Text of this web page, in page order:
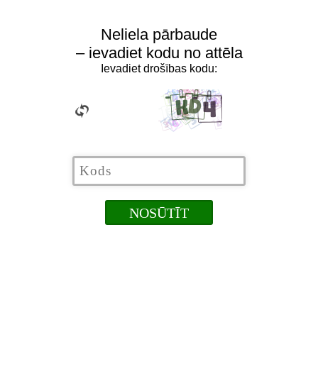
Neliela pārbaude
– ievadiet kodu no attēla
Ievadiet drošības kodu: